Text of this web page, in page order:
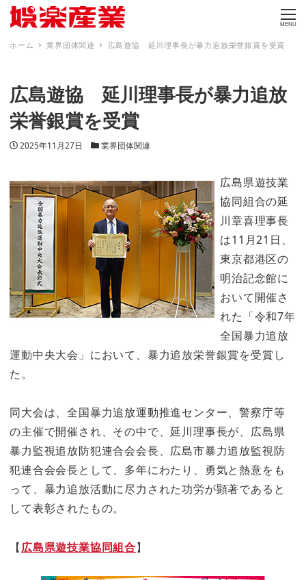
MENU
ホーム 業界団体関連 広島遊協 延川理事長が暴力追放栄誉銀賞を受賞
広島遊協 延川理事長が暴力追放
栄誉銀賞を受賞
投稿日
2025年11月27日 カテゴリー
業界団体関連
広島県遊技業
協同組合の延
川章喜理事長
は11月21日、
東京都港区の
明治記念館に
おいて開催さ
れた「令和7年
全国暴力追放
運動中央大会」において、暴力追放栄誉銀賞を受賞し
た。
同大会は、全国暴力追放運動推進センター、警察庁等
の主催で開催され、その中で、延川理事長が、広島県
暴力監視追放防犯連合会会長、広島市暴力追放監視防
犯連合会会長として、多年にわたり、勇気と熱意をも
って、暴力追放活動に尽力された功労が顕著であると
して表彰されたもの。
【広島県遊技業協同組合】